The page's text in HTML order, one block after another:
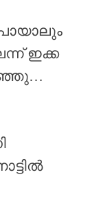
ഇക്ക